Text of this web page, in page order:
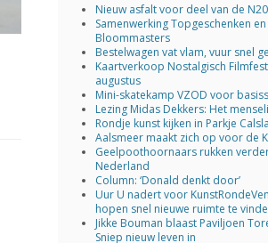
Nieuw asfalt voor deel van de
Samenwerking Topgeschenken
Bloommasters
Bestelwagen vat vlam, vuur snel
Kaartverkoop Nostalgisch
augustus
Mini-skatekamp VZOD voor
Lezing Midas Dekkers: Het
Rondje kunst kijken in Parkje
Aalsmeer maakt zich op voor de
Geelpoothoornaars rukken
Nederland
Column: ‘Donald denkt door’
Uur U nadert voor
hopen snel nieuwe ruimte te
Jikke Bouman blaast Paviljoen
Sniep nieuw leven in